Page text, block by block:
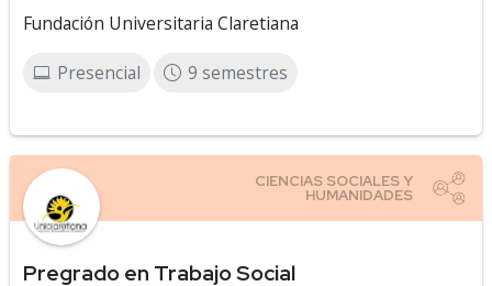
Fundación Universitaria Claretiana
Presencial 9 semestres
Pregrado en Trabajo Social